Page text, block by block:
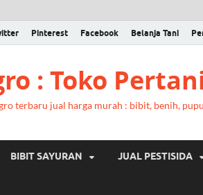
Pinterest Facebook Belanja Tani
: Toko
terbaru jual harga murah : bibit, benih,
BIBIT SAYURAN JUAL PESTISIDA